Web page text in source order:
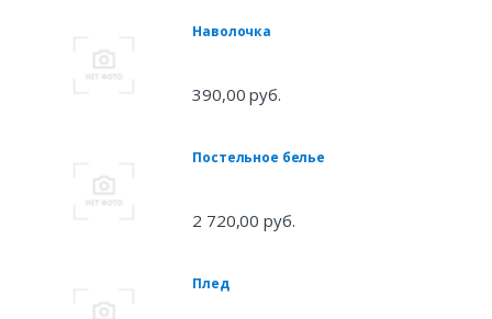
Наволочка
390,00 руб.
Постельное белье
2 720,00 руб.
Плед